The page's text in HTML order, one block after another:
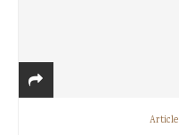
Article